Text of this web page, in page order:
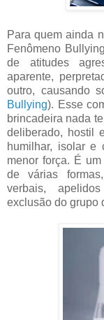
Para quem ainda
Fenômeno
de atitudes
aparente,
outro, causando
Bullying). Esse
brincadeira nada
deliberado, hostil
humilhar, isolar e
menor força. É
de várias
verbais,
exclusão do grupo